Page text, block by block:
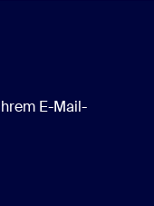
E-Mail-